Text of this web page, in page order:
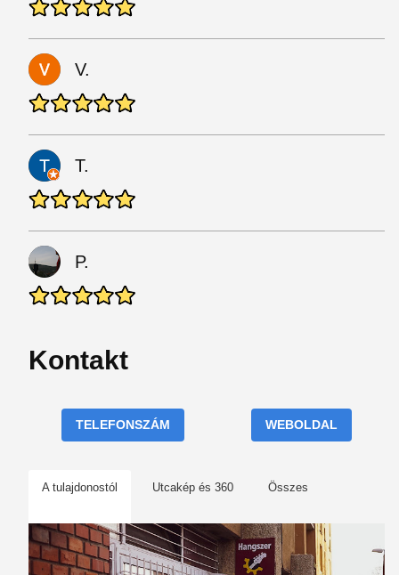
V.
T.
P.
Kontakt
TELEFONSZÁM WEBOLDAL
A tulajdonostól Utcakép és 360 Összes